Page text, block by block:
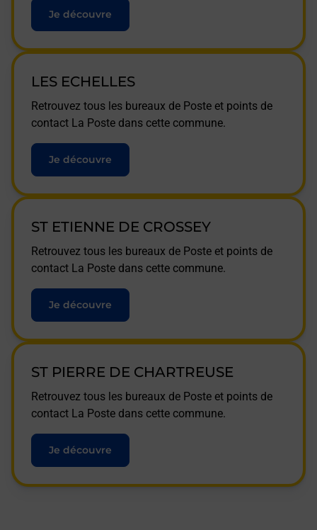
Je découvre
LES ECHELLES
Retrouvez tous les bureaux de Poste et points de
contact La Poste dans cette commune.
Je découvre
ST ETIENNE DE CROSSEY
Retrouvez tous les bureaux de Poste et points de
contact La Poste dans cette commune.
Je découvre
ST PIERRE DE CHARTREUSE
Retrouvez tous les bureaux de Poste et points de
contact La Poste dans cette commune.
Je découvre